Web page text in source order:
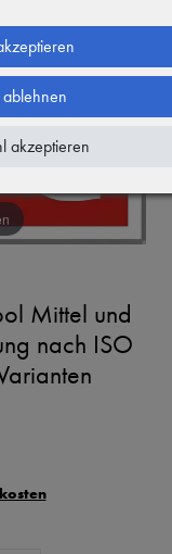
Mittel und
nach ISO
akzeptieren